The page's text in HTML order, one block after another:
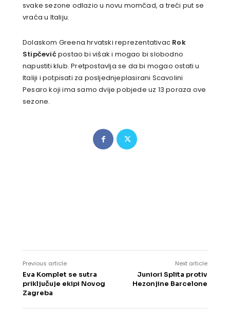
svake sezone odlazio u novu momčad, a treći put se
vraća u Italiju.
Dolaskom Greena hrvatski reprezentativac Rok
Stipčevićpostao bi višak i mogao bi slobodno
napustiti klub. Pretpostavlja se da bi mogao ostati u
Italiji i potpisati za posljednjeplasirani Scavolini
Pesaro koji ima samo dvije pobjede uz 13 poraza ove
sezone.
Previous article
Eva Komplet se sutra
priključuje ekipi Novog
Zagreba
Next article
Juniori Splita protiv
Hezonjine Barcelone